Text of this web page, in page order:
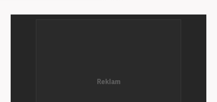
etmektedir.